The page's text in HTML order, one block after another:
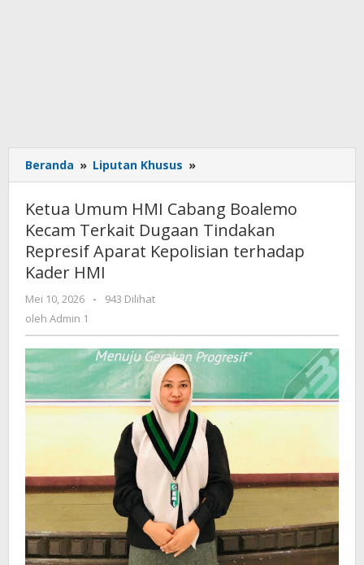
Beranda » Liputan Khusus »
Umum
Cabang
Boalemo
Kecam
Aparat
Kepolisian
HMI
Ketua Umum HMI Cabang Boalemo
Kecam Terkait Dugaan Tindakan
Represif Aparat Kepolisian terhadap
Kader HMI
Mei 10, 2026
oleh
-
943 Dilihat
oleh Admin 1